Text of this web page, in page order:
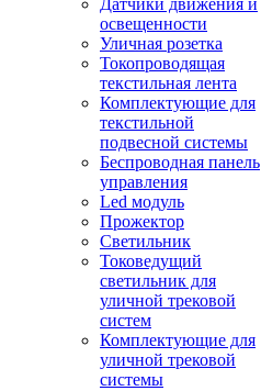
Датчики движения и
освещенности
Уличная розетка
Токопроводящая
текстильная лента
Комплектующие для
текстильной
подвесной системы
Беспроводная панель
управления
Led модуль
Прожектор
Светильник
Токоведущий
светильник для
уличной трековой
систем
Комплектующие для
уличной трековой
системы